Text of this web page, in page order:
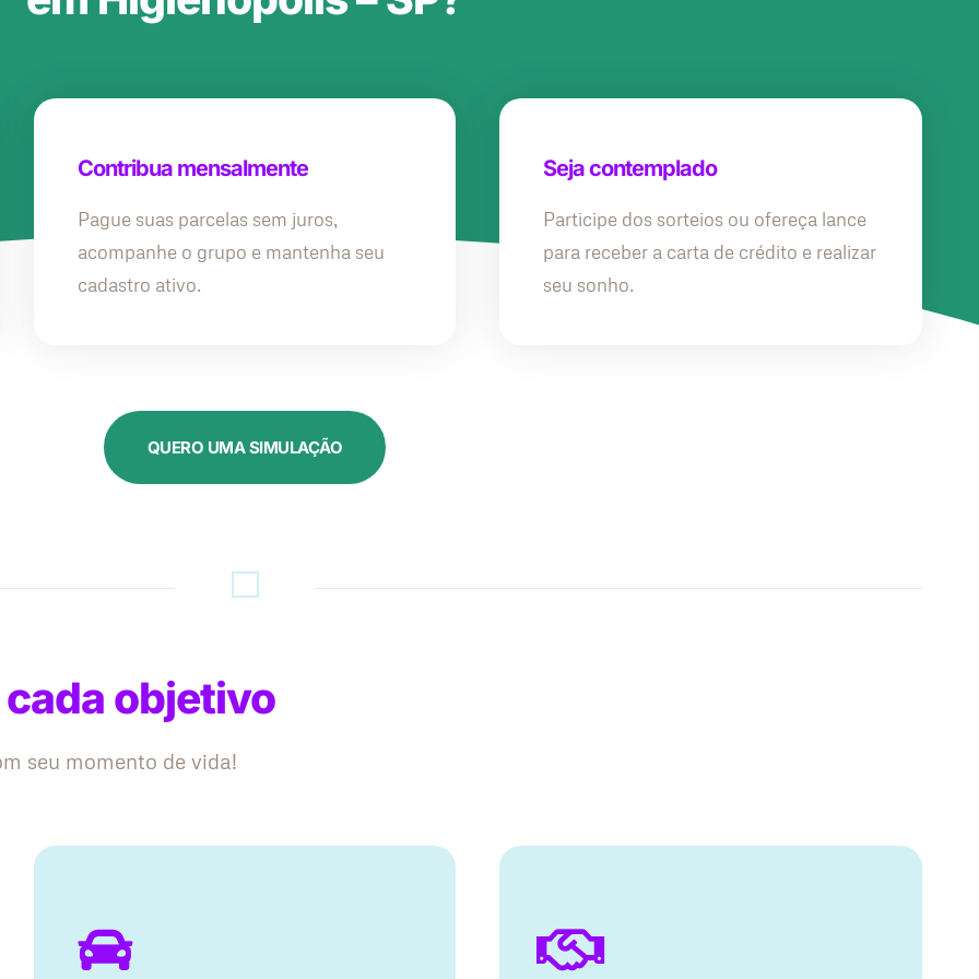
Contribua mensalmente
Pague suas parcelas sem juros,
acompanhe o grupo e mantenha seu
cadastro ativo.
Seja contemplado
Participe dos sorteios ou ofereça lance
para receber a carta de crédito e realizar
seu sonho.
QUERO UMA SIMULAÇÃO
objetivo
seu momento de vida!